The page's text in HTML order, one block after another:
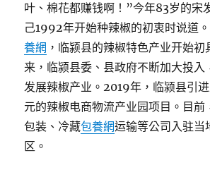
叶、棉花都赚钱啊！”今年83岁的宋
己1992年开始种辣椒的初衷时说道
養網 ，临颍县的辣椒特色产业开始
来，临颍县委、县政府不断加大投入
发展辣椒产业。2019年，临颍县引
元的辣椒电商物流产业园项目。目前
包装、冷藏包養網运输等公司入驻当
区。